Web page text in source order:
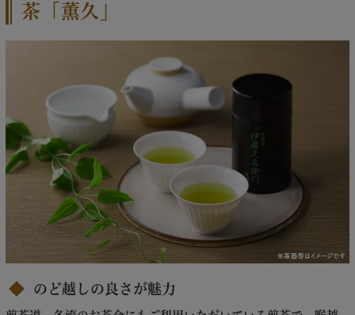
茶「薫久」
のど越しの良さが魅力